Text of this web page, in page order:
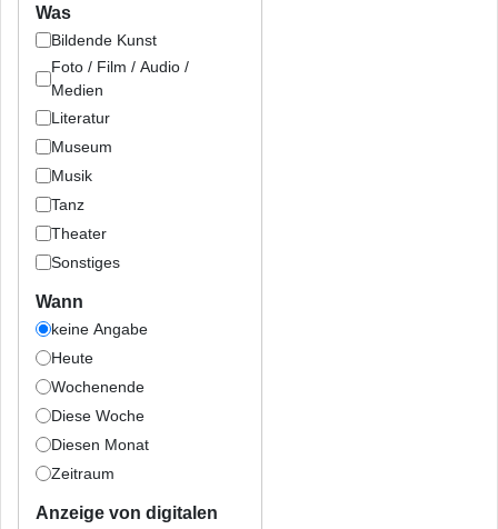
Was
Bildende Kunst
Foto / Film / Audio /
Medien
Literatur
Museum
Musik
Tanz
Theater
Sonstiges
Wann
keine Angabe
Heute
Wochenende
Diese Woche
Diesen Monat
Zeitraum
Anzeige von digitalen